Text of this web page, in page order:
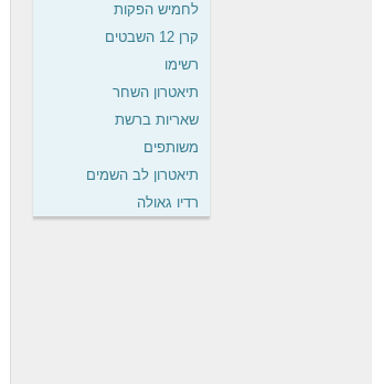
לחמיש הפקות
קרן 12 השבטים
רשימו
תיאטרון השחר
שאריות ברשת
משותפים
תיאטרון לב השמים
רדיו גאולה